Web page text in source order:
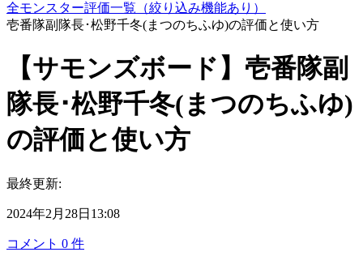
全モンスター評価一覧（絞り込み機能あり）
壱番隊副隊長･松野千冬(まつのちふゆ)の評価と使い方
【サモンズボード】壱番隊副
隊長･松野千冬(まつのちふゆ)
の評価と使い方
最終更新:
2024年2月28日13:08
コメント 0 件